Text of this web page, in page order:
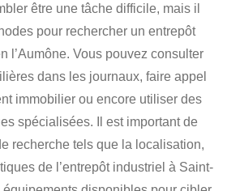
être une tâche difficile, mais il
pour rechercher un entrepôt
l’Aumône. Vous pouvez consulter
dans les journaux, faire appel
immobilier ou encore utiliser des
spécialisées. Il est important de
recherche tels que la localisation,
de l’entrepôt industriel à Saint-